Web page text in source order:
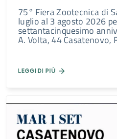
75° Fiera Zootecnica di
luglio al 3 agosto 2026
settantacinquesimo
A. Volta, 44 Casatenovo,
LEGGI DI PIÙ